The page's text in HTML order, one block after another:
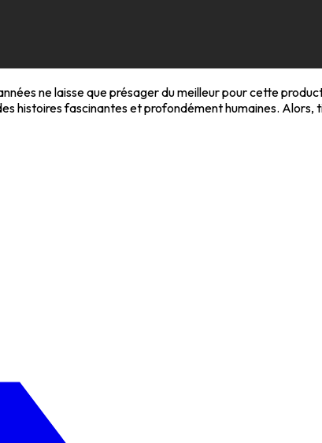
ne laisse que présager du meilleur pour cette
histoires fascinantes et profondément humaines.